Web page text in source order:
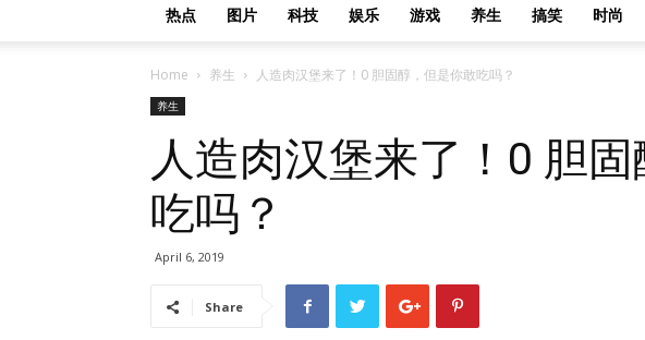
热点 图片 科技 娱乐 游戏 养生 搞笑 时尚
Home 养生 人造肉汉堡来了！0 胆固醇，但是你敢吃吗？
养生
人造肉汉堡来了！0 胆
吃吗？
April 6, 2019
Share